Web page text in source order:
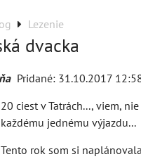
Lezenie
dvacka
Pridané: 31.10.2017
20 ciest v Tatrách..., viem,
každému jednému výjazdu...
Tento rok som si